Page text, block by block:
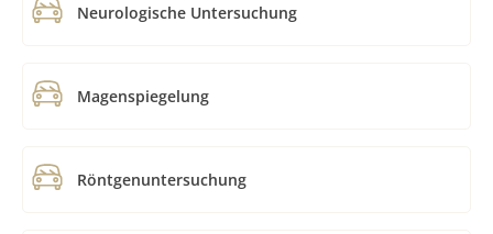
Neurologische Untersuchung
Magenspiegelung
Röntgenuntersuchung